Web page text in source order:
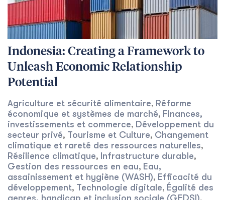
Indonesia: Creating a Framework to
Unleash Economic Relationship
Potential
Agriculture et sécurité alimentaire, Réforme
économique et systèmes de marché, Finances,
investissements et commerce, Développement du
secteur privé, Tourisme et Culture, Changement
climatique et rareté des ressources naturelles,
Résilience climatique, Infrastructure durable,
Gestion des ressources en eau, Eau,
assainissement et hygiène (WASH), Efficacité du
développement, Technologie digitale, Égalité des
genres, handicap et inclusion sociale (GEDSI)